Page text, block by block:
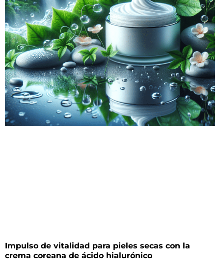
Impulso de vitalidad para pieles secas con la
crema coreana de ácido hialurónico